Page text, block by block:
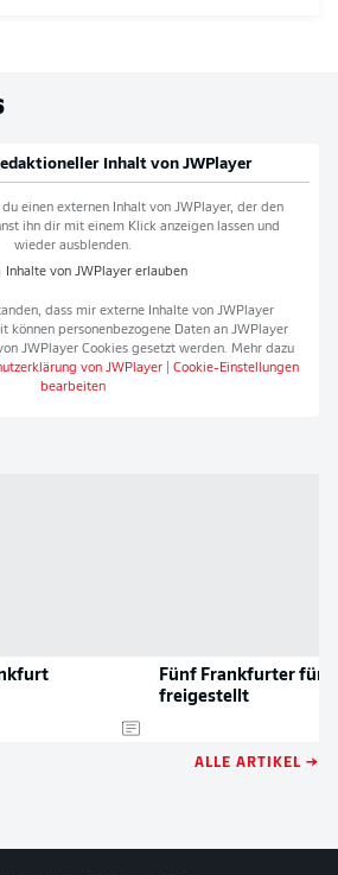
Inhalt von JWPlayer
einen externen Inhalt von JWPlayer, der den
ihn dir mit einem Klick anzeigen lassen und
wieder ausblenden.
Inhalte von JWPlayererlauben
dass mir externe Inhalte von JWPlayer
können personenbezogene Daten an JWPlayer
JWPlayer Cookies gesetzt werden. Mehr dazu
von JWPlayer| Cookie-Einstellungen
bearbeiten
Fünf Frankfurter für
freigestellt
ALLE ARTIKEL →